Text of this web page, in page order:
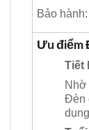
Bảo hành:
Ưu điểm
Tiết
Nhờ
Đèn